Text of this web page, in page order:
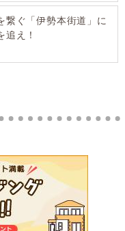
繋ぐ「伊勢本街道」に
え！